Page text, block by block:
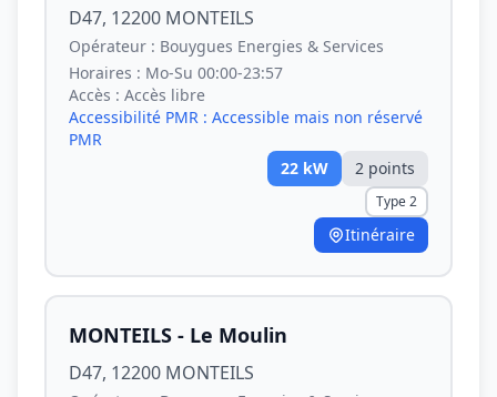
D47, 12200 MONTEILS
Opérateur : Bouygues Energies & Services
Horaires : Mo-Su 00:00-23:57
Accès : Accès libre
Accessibilité PMR : Accessible mais non réservé
PMR
22 kW 2 points
Type 2
Itinéraire
MONTEILS - Le Moulin
D47, 12200 MONTEILS